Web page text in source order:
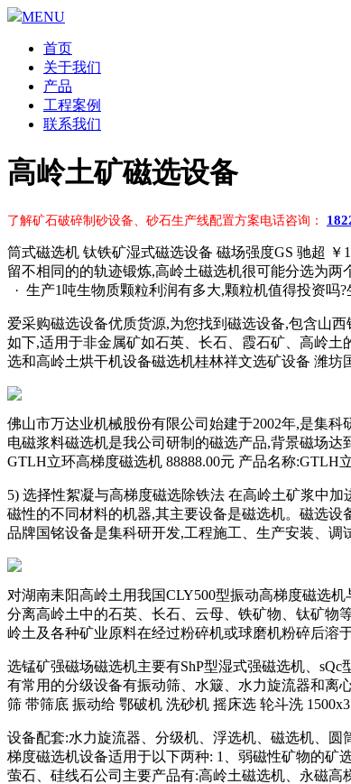
MENU
首页
关于我们
产品
工程案例
联系我们
高岭土矿磁选设备
了解矿石破碎制砂设备、砂石生产线配置方案电话咨询：
筒式磁选机 钛铁矿湿式磁选设备 磁场强度GS 驰超
留不相同的的轨迹锻炼,高岭土磁选机很可能分选为
· 生产1吨生物质颗粒利润有多大,颗粒机值得投资吗
爱采购磁选设备优质货源,为您找到磁选设备,包含山
如下,适用于非金属矿如石英、长石、霞石矿、高岭土
选和高岭土烘干机设备磁选机桂林祥文选矿设备 潍坊
佛山市万达业机械股份有限公司始建于2002年,是集
电磁浆料磁选机是我公司研制的磁选产品,背景磁场
GTLH立环高梯度磁选机 88888.00元 产品名称:GTLH
5) 选择性絮凝与高梯度磁选除铁法 在高岭土矿浆中
磁性的不同材料的机器,其主要设备是磁选机。磁选
品牌国铭设备是集科研开发,工程施工、生产安装、
对湖南耒阳高岭土用我国CLY500型振动高梯度磁选
分离高岭土中的石英、长石、云母、铁矿物、钛矿物
岭土及各种矿业原料在经过粉碎机或球磨机粉碎后溶
选锰矿强磁场磁选机主要有ShP型湿式强磁选机、
有常用的分级设备有振动筛、水簸、水力旋流器和离
筛 带筛底 振动给 鄂破机 洗砂机 摇床选 轮斗洗
设备配套:水力旋流器、分级机、浮选机、磁选机、
梯度磁选机设备适用于以下两种: 1、弱磁性矿物的矿
萤石、硅线石公司主要产品有:高岭土磁选机、永磁